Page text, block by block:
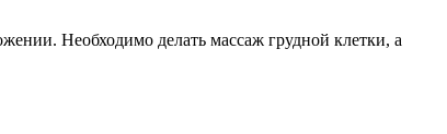
Необходимо делать массаж грудной клетки, а